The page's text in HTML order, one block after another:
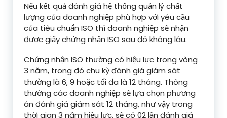
Nếu kết quả đánh giá hệ thống quản lý chất
lượng của doanh nghiệp phù hợp với yêu cầu
của tiêu chuẩn ISO thì doanh nghiệp sẽ nhận
được giấy chứng nhận ISO sau đó không lâu.
Chứng nhận ISO thường có hiệu lực trong vòng
3 năm, trong đó chu kỳ đánh giá giám sát
thường là 6, 9 hoặc tối đa là 12 tháng. Thông
thường các doanh nghiệp sẽ lựa chọn phương
án đánh giá giám sát 12 tháng, như vậy trong
thời gian 3 năm hiệu lực, sẽ có 02 lần đánh giá